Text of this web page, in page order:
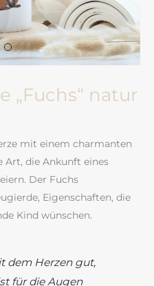
„Fuchs“ natur
mit einem charmanten
Art, die Ankunft eines
Der Fuchs
Eigenschaften, die
Kind wünschen.
dem Herzen gut,
für die Augen